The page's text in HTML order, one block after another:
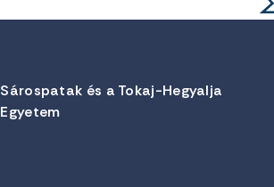
Sárospatak és a Tokaj-Hegyalja
Egyetem